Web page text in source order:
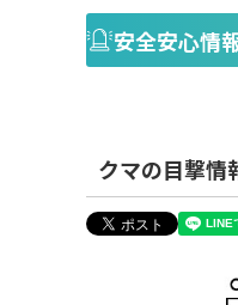
安全安心情
クマの目撃情